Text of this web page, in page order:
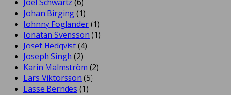
Joel Schwartz (6)
Johan Birging(1)
Johnny Foglander(1)
Jonatan Svensson (1)
Josef Hedqvist(4)
Joseph Singh (2)
Karin Malmström (2)
Lars Viktorsson (5)
Lasse Berndes (1)